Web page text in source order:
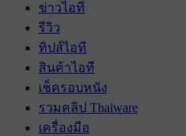
ข่าวไอที
รีวิว
ทิปส์ไอที
สินค้าไอที
เช็ครอบหนัง
รวมคลิป Thaiware
เครื่องมือ